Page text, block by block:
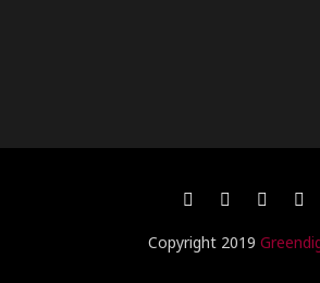
Copyright 2019